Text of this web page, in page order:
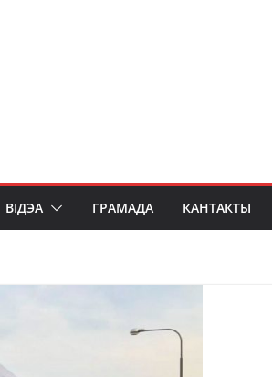
ВІДЭА ГРАМАДА КАНТАКТЫ